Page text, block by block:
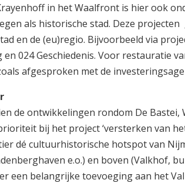
in het Waalfront is hier ook
als historische stad. Deze
en de (eu)regio. Bijvoorbeeld via
024 Geschiedenis. Voor restauratie
afgesproken met de
de ontwikkelingen rondom De
bij het project ‘versterken van
dé cultuurhistorische hotspot van
e.o.) en boven (Valkhof,
een belangrijke toevoeging aan het